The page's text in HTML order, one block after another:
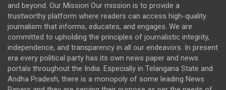
and beyond. Our Mission Our mission is to provide a
trustworthy platform where readers can access high-quality
journalism that informs, educates, and engages. We are
committed to upholding the principles of journalistic integrity,
independence, and transparency in all our endeavors. In present
era every political party has its own news paper and news
portals throughout the India. Especially in Telangana State and
Andha Pradesh, there is a monopoly of some leading News